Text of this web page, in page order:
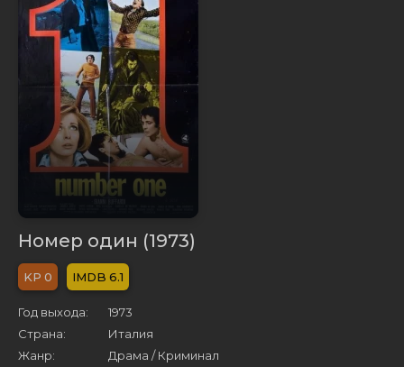
Номер один (1973)
0 6.1
Год выхода:
1973
Страна:
Италия
Жанр:
Драма / Криминал